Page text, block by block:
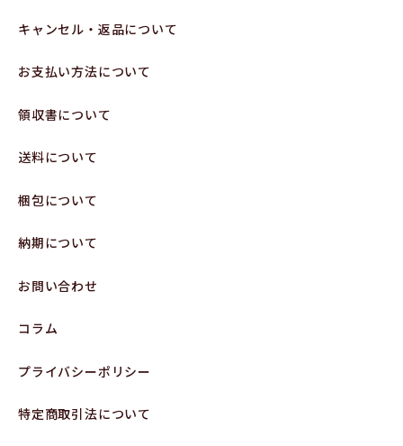
キャンセル・返品について
お支払い方法について
領収書について
送料について
梱包について
納期について
お問い合わせ
コラム
プライバシーポリシー
特定商取引法について